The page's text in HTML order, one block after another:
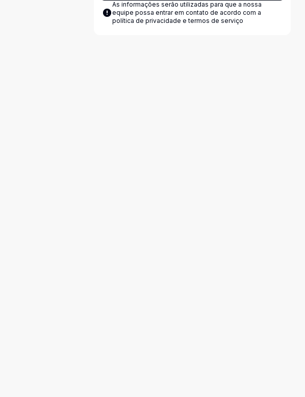
As informações serão utilizadas para que a nossa
equipe possa entrar em contato de acordo com a
política de privacidade e termos de serviço